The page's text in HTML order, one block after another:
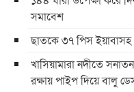
সমাবেশ
ছাতকে ৩৭ পিস ইয়াবাসহ
খাসিয়ামারা নদীতে
রক্ষায় পাইপ দিয়ে বালু